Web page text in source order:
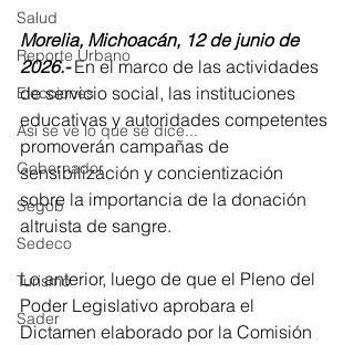
Salud
Reporte Urbano
Elecciones
Así se ve lo que se dice...
Gobernador
Segob
Sedeco
Turismo
Sader
Morelia, Michoacán, 12 de junio de
2026.- En el marco de las actividades
de servicio social, las instituciones
educativas y autoridades competentes
promoverán campañas de
sensibilización y concientización
sobre la importancia de la donación
altruista de sangre.
Lo anterior, luego de que el Pleno del
Poder Legislativo aprobara el
Dictamen elaborado por la Comisión